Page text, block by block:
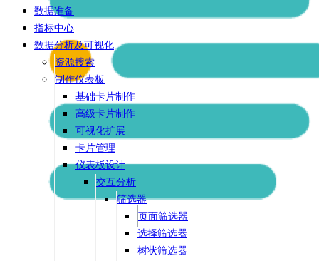
数据准备
指标中心
数据分析及可视化
资源搜索
制作仪表板
基础卡片制作
高级卡片制作
可视化扩展
卡片管理
仪表板设计
交互分析
筛选器
页面筛选器
选择筛选器
树状筛选器